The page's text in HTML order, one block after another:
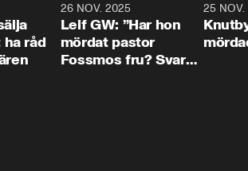
råd
26 NOV. 2025
Leif GW: ”Har hon
mördat pastor
Fossmos fru? Svar
25 NOV.